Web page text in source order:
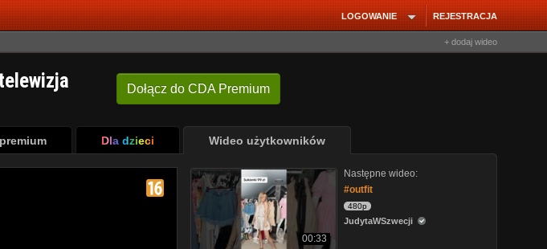
REJESTRACJA
LOGOWANIE
+ dodaj wideo
Dołącz do CDA Premium
Dla dzieci Wideo użytkowników
00:33
Następne wideo:
#outfit
480p
JudytaWSzwecji